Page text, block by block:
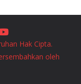
Hak Cipta.
oleh